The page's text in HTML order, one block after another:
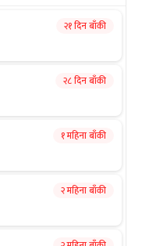
२१ दिन बाँकी
२८ दिन बाँकी
१ महिना बाँकी
२ महिना बाँकी